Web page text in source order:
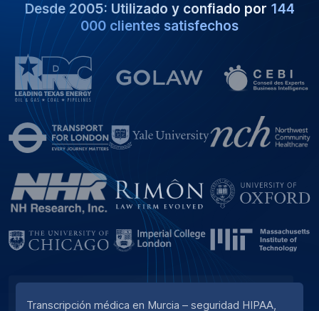
Desde 2005: Utilizado y confiado por 144
000 clientes satisfechos
Transcripción médica en Murcia – seguridad HIPAA,